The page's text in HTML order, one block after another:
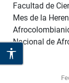
Facultad de
Mes de la
Nacional de